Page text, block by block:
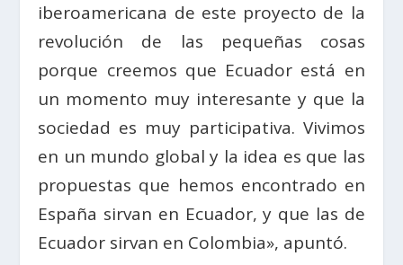
iberoamericana de este proyecto de la
revolución de las pequeñas cosas
porque creemos que Ecuador está en
un momento muy interesante y que la
sociedad es muy participativa. Vivimos
en un mundo global y la idea es que las
propuestas que hemos encontrado en
España sirvan en Ecuador, y que las de
Ecuador sirvan en Colombia», apuntó.